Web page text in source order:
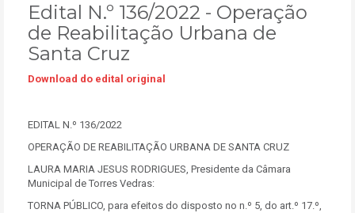
Edital N.º 136/2022 - Operação
de Reabilitação Urbana de
Santa Cruz
Download do edital original
EDITAL N.º 136/2022
OPERAÇÃO DE REABILITAÇÃO URBANA DE SANTA CRUZ
LAURA MARIA JESUS RODRIGUES, Presidente da Câmara
Municipal de Torres Vedras:
TORNA PÚBLICO, para efeitos do disposto no n.º 5, do art.º 17.º,